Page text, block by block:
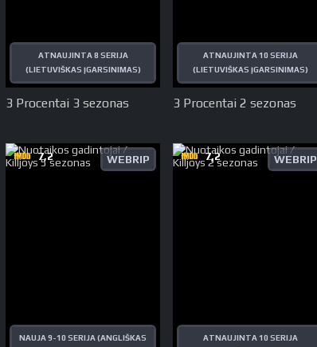
3 Procentai 3 sezonas
ATNAUJINTA 8 SERIJA
(LIETUVIŠKAS ĮGARSINIMAS)
3 Procentai 2 sezonas
ATNAUJINTA 10 SERIJA
(LIETUVIŠKAS ĮGARSINIMAS)
WEBRIP
7,2
NAUJA 9-10 SERIJA (ANGLIŠKAS
WEBRIP
7,2
ATNAUJINTA 10 SERIJA